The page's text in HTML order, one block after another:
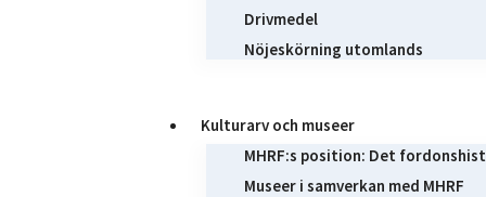
Drivmedel
Nöjeskörning utomlands
Kulturarv och museer
MHRF:s position: Det
Museer i samverkan med MHRF